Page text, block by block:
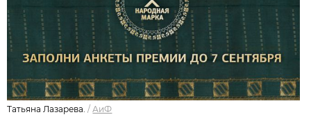
Татьяна Лазарева. / АиФ